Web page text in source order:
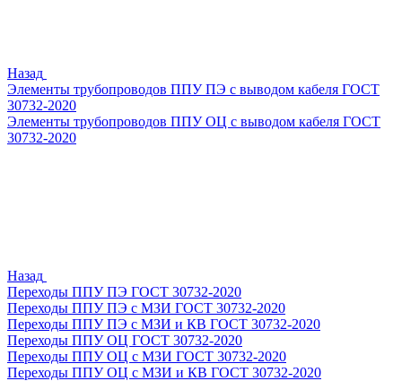
Назад
Элементы трубопроводов ППУ ПЭ с выводом кабеля ГОСТ
30732-2020
Элементы трубопроводов ППУ ОЦ с выводом кабеля ГОСТ
30732-2020
Назад
Переходы ППУ ПЭ ГОСТ 30732-2020
Переходы ППУ ПЭ с МЗИ ГОСТ 30732-2020
Переходы ППУ ПЭ с МЗИ и КВ ГОСТ 30732-2020
Переходы ППУ ОЦ ГОСТ 30732-2020
Переходы ППУ ОЦ с МЗИ ГОСТ 30732-2020
Переходы ППУ ОЦ с МЗИ и КВ ГОСТ 30732-2020